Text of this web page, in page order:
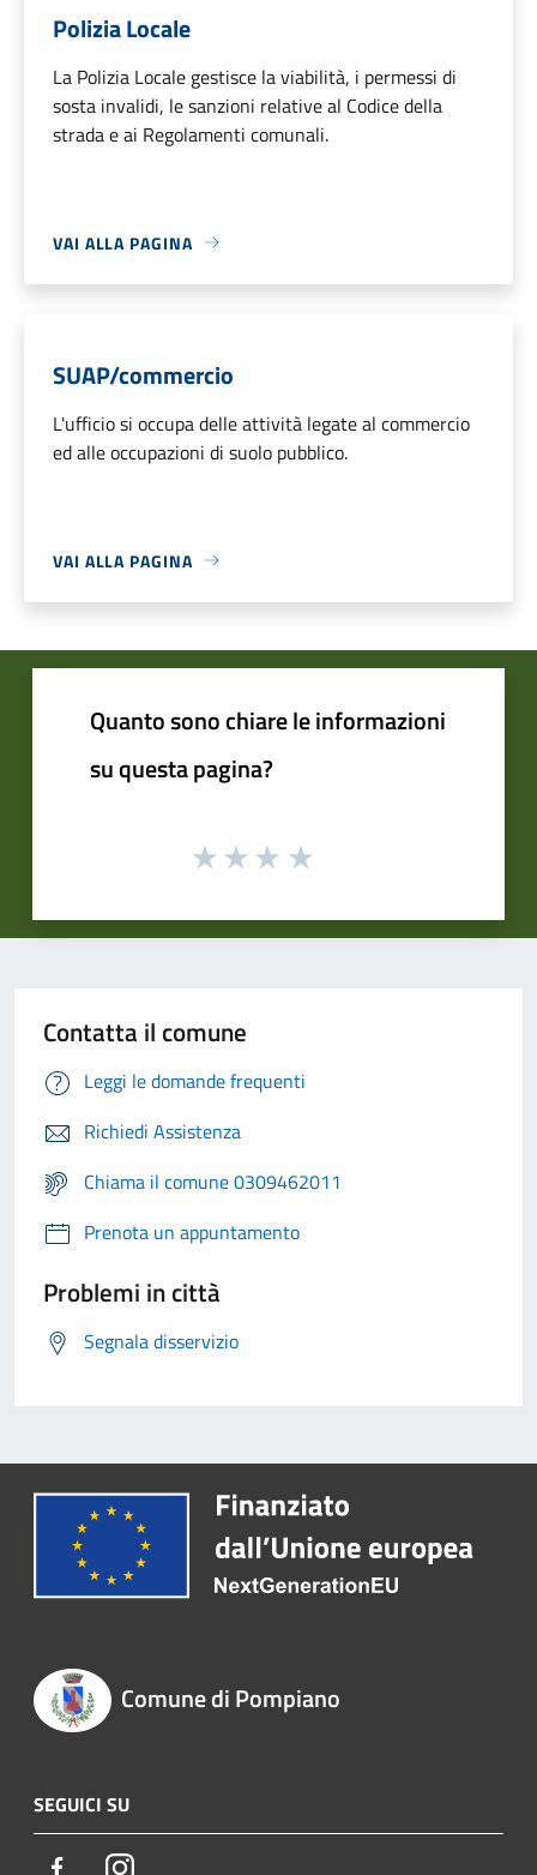
Polizia Locale
La Polizia Locale gestisce la viabilità, i permessi di
sosta invalidi, le sanzioni relative al Codice della
strada e ai Regolamenti comunali.
VAI ALLA PAGINA
SUAP/commercio
L'ufficio si occupa delle attività legate al commercio
ed alle occupazioni di suolo pubblico.
VAI ALLA PAGINA
Quanto sono chiare le informazioni
su questa pagina?
Contatta il comune
Leggi le domande frequenti
Richiedi Assistenza
Chiama il comune 0309462011
Prenota un appuntamento
Problemi in città
Segnala disservizio
Comune di Pompiano
SEGUICI SU
FacebookInstagram